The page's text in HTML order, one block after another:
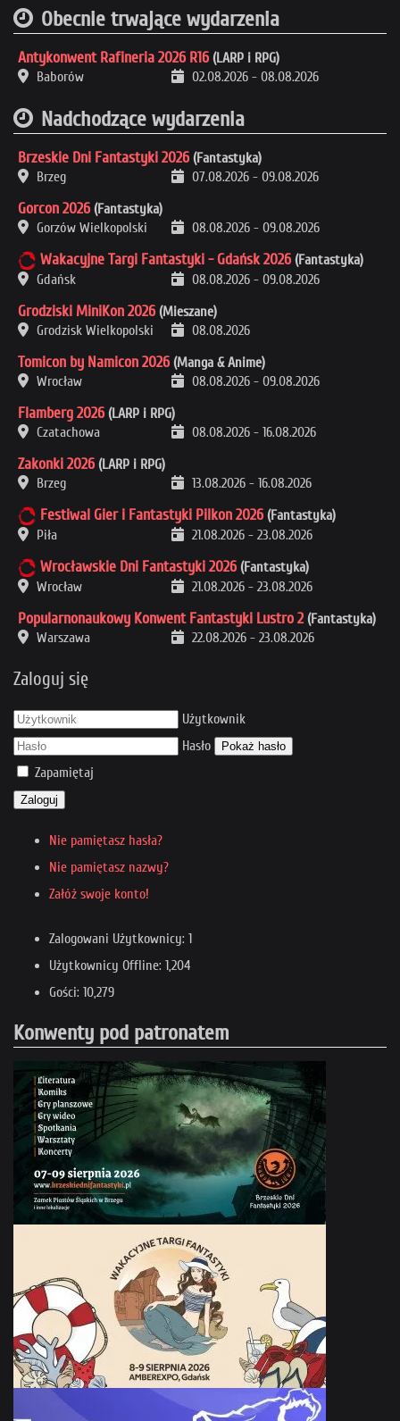
Obecnie trwające wydarzenia
Antykonwent Rafineria 2026 R16 (LARP i RPG)
Baborów
02.08.2026 - 08.08.2026
Nadchodzące wydarzenia
Brzeskie Dni Fantastyki 2026 (Fantastyka)
Brzeg
07.08.2026 - 09.08.2026
Gorcon 2026 (Fantastyka)
Gorzów Wielkopolski
08.08.2026 - 09.08.2026
Wakacyjne Targi Fantastyki - Gdańsk 2026 (Fantastyka)
Gdańsk
08.08.2026 - 09.08.2026
Grodziski MiniKon 2026 (Mieszane)
Grodzisk Wielkopolski
08.08.2026
Tomicon by Namicon 2026 (Manga & Anime)
Wrocław
08.08.2026 - 09.08.2026
Flamberg 2026 (LARP i RPG)
Czatachowa
08.08.2026 - 16.08.2026
Zakonki 2026 (LARP i RPG)
Brzeg
13.08.2026 - 16.08.2026
Festiwal Gier i Fantastyki Pilkon 2026 (Fantastyka)
Piła
21.08.2026 - 23.08.2026
Wrocławskie Dni Fantastyki 2026 (Fantastyka)
Wrocław
21.08.2026 - 23.08.2026
Popularnonaukowy Konwent Fantastyki Lustro 2 (Fantastyka)
Warszawa
22.08.2026 - 23.08.2026
Zaloguj się
Użytkownik
Hasło
Pokaż hasło
Zapamiętaj
Zaloguj
Nie pamiętasz hasła?
Nie pamiętasz nazwy?
Załóż swoje konto!
Zalogowani Użytkownicy: 1
Użytkownicy Offline: 1,204
Gości: 10,279
Konwenty pod patronatem